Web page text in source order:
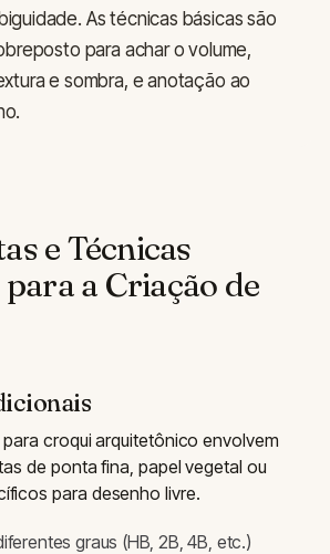
As técnicas básicas são
para achar o volume,
e sombra, e anotação ao
e Técnicas
a Criação de
croqui arquitetônico envolvem
de ponta fina, papel vegetal ou
para desenho livre.
graus (HB, 2B, 4B, etc.)